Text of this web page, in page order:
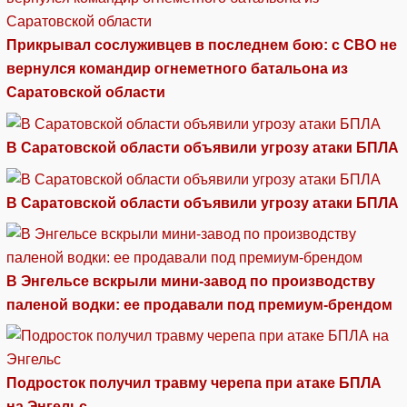
Прикрывал сослуживцев в последнем бою: с СВО не
вернулся командир огнеметного батальона из
Саратовской области
В Саратовской области объявили угрозу атаки БПЛА
В Саратовской области объявили угрозу атаки БПЛА
В Энгельсе вскрыли мини-завод по производству
паленой водки: ее продавали под премиум-брендом
Подросток получил травму черепа при атаке БПЛА